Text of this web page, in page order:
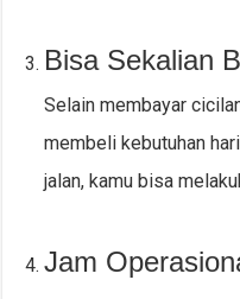
Bisa Sekalian
Selain membayar
membeli kebutuhan
jalan, kamu bisa
Jam